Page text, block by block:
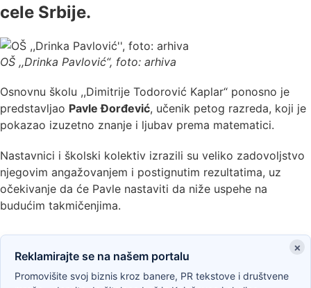
cele Srbije.
OŠ ,,Drinka Pavlović“, foto: arhiva
Osnovnu školu ,,Dimitrije Todorović Kaplar“ ponosno je
predstavljao Pavle Đorđević, učenik petog razreda, koji je
pokazao izuzetno znanje i ljubav prema matematici.
Nastavnici i školski kolektiv izrazili su veliko zadovoljstvo
njegovim angažovanjem i postignutim rezultatima, uz
očekivanje da će Pavle nastaviti da niže uspehe na
budućim takmičenjima.
×
Reklamirajte se na našem portalu
Promovišite svoj biznis kroz banere, PR tekstove i društvene